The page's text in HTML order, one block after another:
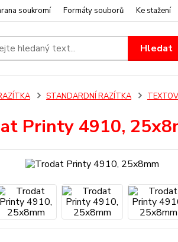
soukromí Formáty souborů Ke stažení
Hledat
STANDARDNÍ RAZÍTKA
Printy 4910,